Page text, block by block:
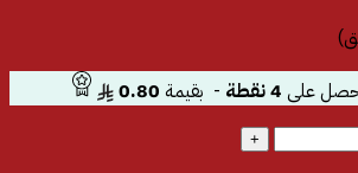
على 4نقطة - بقيمة 0.80